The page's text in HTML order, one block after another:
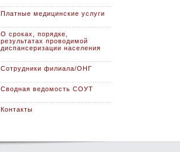
Платные медицинские услуги
О сроках, порядке,
результатах проводимой
диспансеризации населения
Сотрудники филиала/ОНГ
Сводная ведомость СОУТ
Контакты